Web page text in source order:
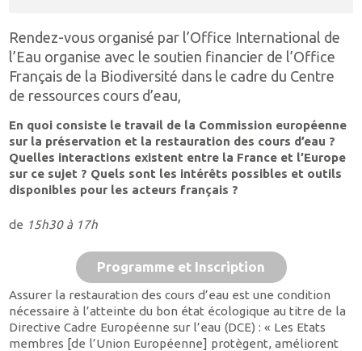
Rendez-vous organisé par l’Office International de
l’Eau organise avec le soutien financier de l’Office
Français de la Biodiversité dans le cadre du Centre
de ressources cours d’eau,
En quoi consiste le travail de la Commission européenne
sur la préservation et la restauration des cours d’eau ?
Quelles interactions existent entre la France et l’Europe
sur ce sujet ? Quels sont les intérêts possibles et outils
disponibles pour les acteurs français ?
de 15h30 à 17h
Programme et Inscription
Assurer la restauration des cours d’eau est une condition
nécessaire à l’atteinte du bon état écologique au titre de la
Directive Cadre Européenne sur l’eau (DCE) : « Les Etats
membres [de l’Union Européenne] protègent, améliorent